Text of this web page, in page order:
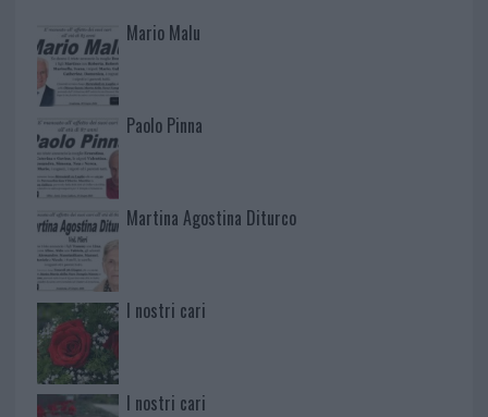
Mario Malu
Paolo Pinna
Martina Agostina Diturco
I nostri cari
I nostri cari